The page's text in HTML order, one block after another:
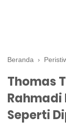
Beranda ›
Thomas
Rahmadi
Seperti